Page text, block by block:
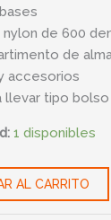
de 600
de
accesorios
llevar tipo bolso
1 disponibles
AL CARRITO